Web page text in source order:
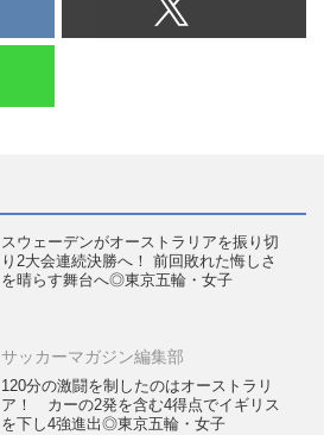
スウェーデンがオーストラリアを振り切
り2大会連続決勝へ！ 前回敗れた悔しさ
を晴らす舞台へ◎東京五輪・女子
サッカーマガジン編集部
120分の激闘を制したのはオーストラリ
ア！ カーの2発を含む4得点でイギリス
を下し4強進出◎東京五輪・女子